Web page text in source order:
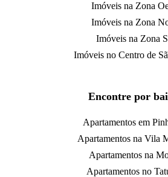
Imóveis na Zona
Imóveis na Zona
Imóveis na Zona
Imóveis no Centro de
Encontre por
Apartamentos em
Apartamentos na Vila
Apartamentos na
Apartamentos no